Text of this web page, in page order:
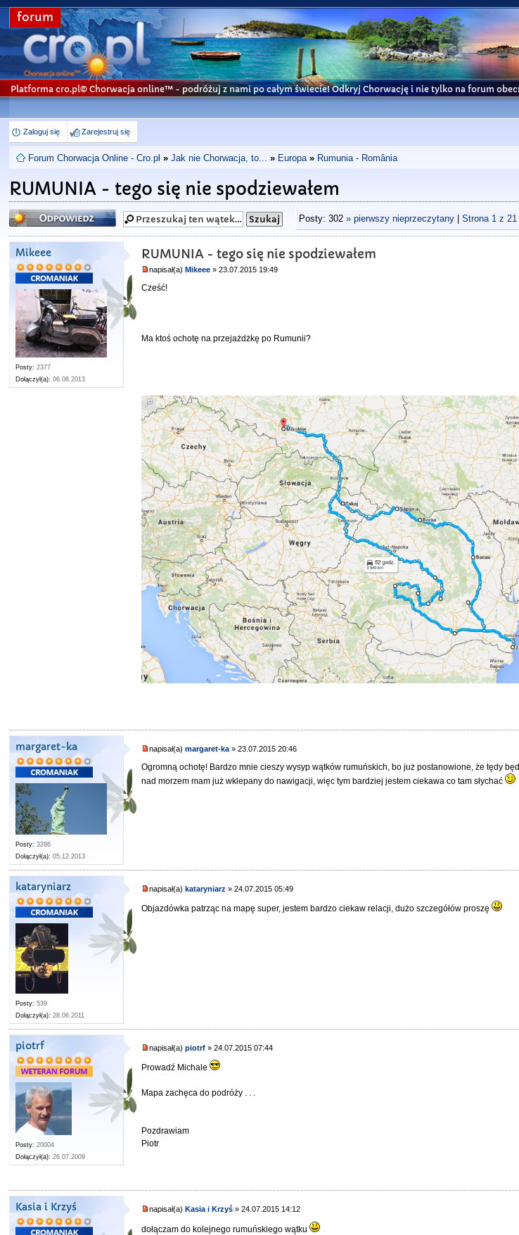
forum
Platforma cro.pl© Chorwacja online™ - podróżuj z nami po całym świecie! Odkryj Chorwację i nie tylko na forum
Zaloguj się Zarejestruj się
Forum Chorwacja Online - Cro.pl » Jak nie Chorwacja, to... » Europa » Rumunia - România
RUMUNIA - tego się nie spodziewałem
Odpowiedz Posty: 302 » pierwszy nieprzeczytany| Strona 1z 21
Mikeee
Posty: 2377
Dołączył(a): 06.08.2013
RUMUNIA - tego się nie spodziewałem
napisał(a)Mikeee » 23.07.2015 19:49
Cześć!
Ma ktoś ochotę na przejażdżkę po Rumunii?
margaret-ka
Posty: 3286
Dołączył(a): 05.12.2013
napisał(a)margaret-ka » 23.07.2015 20:46
Ogromną ochotę! Bardzo mnie cieszy wysyp wątków rumuńskich, bo już postanowione, że tędy
nad morzem mam już wklepany do nawigacji, więc tym bardziej jestem ciekawa co tam słychać
kataryniarz
Posty: 539
Dołączył(a): 28.06.2011
napisał(a)kataryniarz » 24.07.2015 05:49
Objazdówka patrząc na mapę super, jestem bardzo ciekaw relacji, dużo szczegółów proszę
piotrf
Posty: 20004
Dołączył(a): 26.07.2009
napisał(a)piotrf » 24.07.2015 07:44
Prowadź Michale
Mapa zachęca do podróży . . .
Pozdrawiam
Piotr
Kasia i Krzyś napisał(a)Kasia i Krzyś » 24.07.2015 14:12
dołączam do kolejnego rumuńskiego wątku